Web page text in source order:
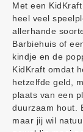
Met een
heel veel
allerhande
Barbiehuis of
kindje en de
KidKraft omdat
hetzelfde geld,
plaats van een
duurzaam hout.
maar jij wil